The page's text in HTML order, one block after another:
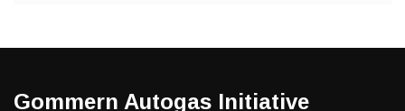
Gommern Autogas Initiative